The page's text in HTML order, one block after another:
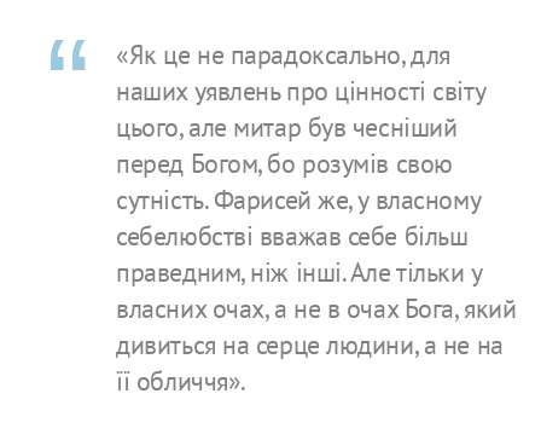
«Як це не парадоксально, для
наших уявлень про цінності світу
цього, але митар був чесніший
перед Богом, бо розумів свою
сутність. Фарисей же, у власному
себелюбстві вважав себе більш
праведним, ніж інші. Але тільки у
власних очах, а не в очах Бога, який
дивиться на серце людини, а не на
її обличчя».